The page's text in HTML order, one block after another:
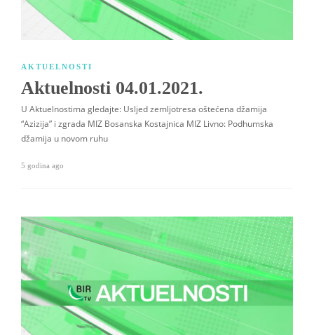
AKTUELNOSTI
Aktuelnosti 04.01.2021.
U Aktuelnostima gledajte: Usljed zemljotresa oštećena džamija
“Azizija” i zgrada MIZ Bosanska Kostajnica MIZ Livno: Podhumska
džamija u novom ruhu
5 godina ago